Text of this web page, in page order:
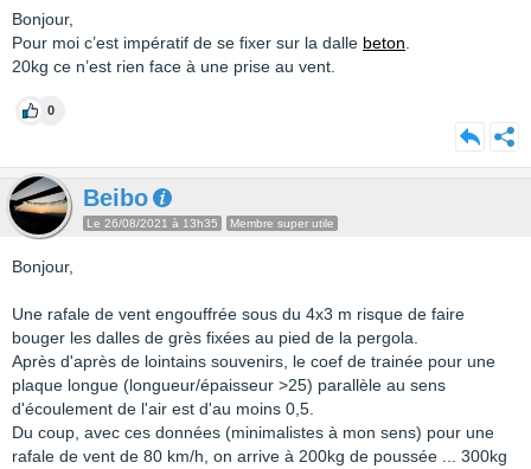
Bonjour,
Pour moi c’est impératif de se fixer sur la dalle beton
20kg ce n’est rien face à une prise au vent.
0
Beibo
Le 26/08/2021 à 13h35 Membre super utile
Bonjour,
Une rafale de vent engouffrée sous du 4x3 m risque de faire
bouger les dalles de grès fixées au pied de la pergola.
Après d'après de lointains souvenirs, le coef de trainée pour une
plaque longue (longueur/épaisseur >25) parallèle au sens
d'écoulement de l'air est d'au moins 0,5.
Du coup, avec ces données (minimalistes à mon sens) pour une
rafale de vent de 80 km/h, on arrive à 200kg de poussée ... 300kg